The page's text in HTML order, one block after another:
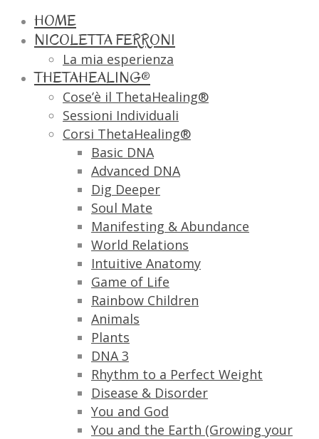
HOME
NICOLETTA FERRONI
La mia esperienza
THETAHEALING®
Cose’è il ThetaHealing®
Sessioni Individuali
Corsi ThetaHealing®
Basic DNA
Advanced DNA
Dig Deeper
Soul Mate
Manifesting & Abundance
World Relations
Intuitive Anatomy
Game of Life
Rainbow Children
Animals
Plants
DNA 3
Rhythm to a Perfect Weight
Disease & Disorder
You and God
You and the Earth (Growing your